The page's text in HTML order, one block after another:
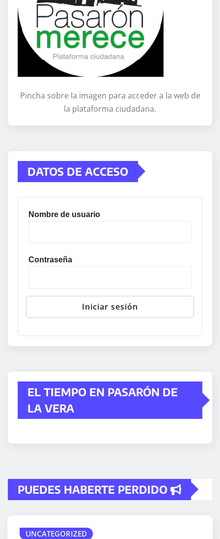
Pincha sobre la imagen para acceder a la web de
la plataforma ciudadana.
DATOS DE ACCESO
Nombre de usuario
Contraseña
EL TIEMPO EN PASARÓN DE
LA VERA
PUEDES HABERTE PERDIDO
UNCATEGORIZED